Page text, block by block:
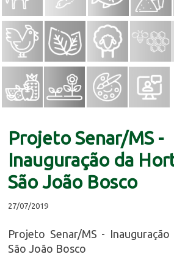
Projeto Senar/MS -
Inauguração da
São João Bosco
27/07/2019
Projeto Senar/MS -
São João Bosco